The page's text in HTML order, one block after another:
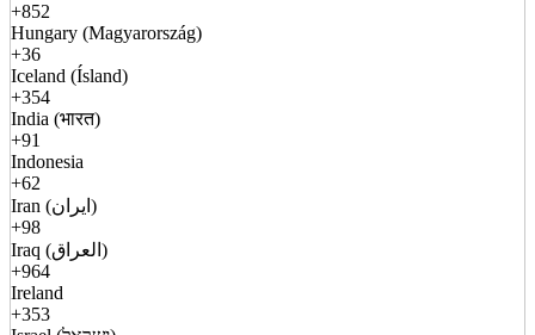
+852
Hungary (Magyarország)
+36
Iceland (Ísland)
+354
India (भारत)
+91
Indonesia
+62
Iran (ایران)
+98
Iraq (العراق)
+964
Ireland
+353